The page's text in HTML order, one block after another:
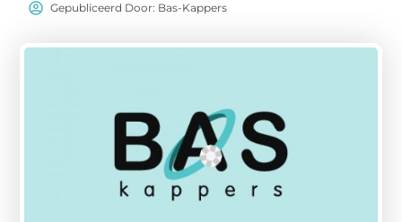
Gepubliceerd Door: Bas-Kappers